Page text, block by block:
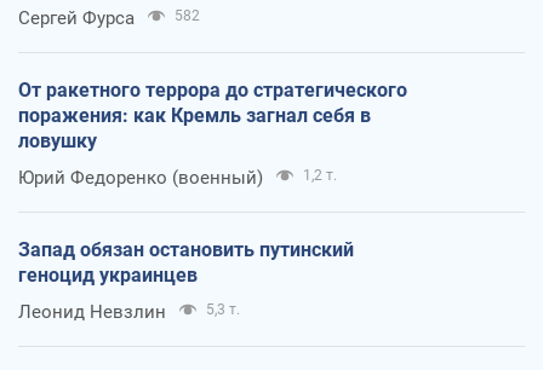
Сергей Фурса 582
От ракетного террора до стратегического
поражения: как Кремль загнал себя в
ловушку
Юрий Федоренко (военный) 1,2 т.
Запад обязан остановить путинский
геноцид украинцев
Леонид Невзлин 5,3 т.